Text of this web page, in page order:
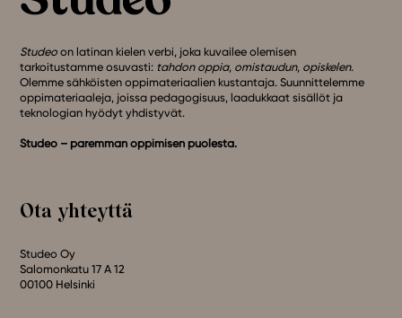
Studeo on latinan kielen verbi, joka kuvailee olemisen
tarkoitustamme osuvasti: tahdon oppia, omistaudun, opiskelen.
Olemme sähköisten oppimateriaalien kustantaja. Suunnittelemme
oppimateriaaleja, joissa pedagogisuus, laadukkaat sisällöt ja
teknologian hyödyt yhdistyvät.
Studeo – paremman oppimisen puolesta.
Ota yhteyttä
Studeo Oy
Salomonkatu 17 A 12
00100 Helsinki